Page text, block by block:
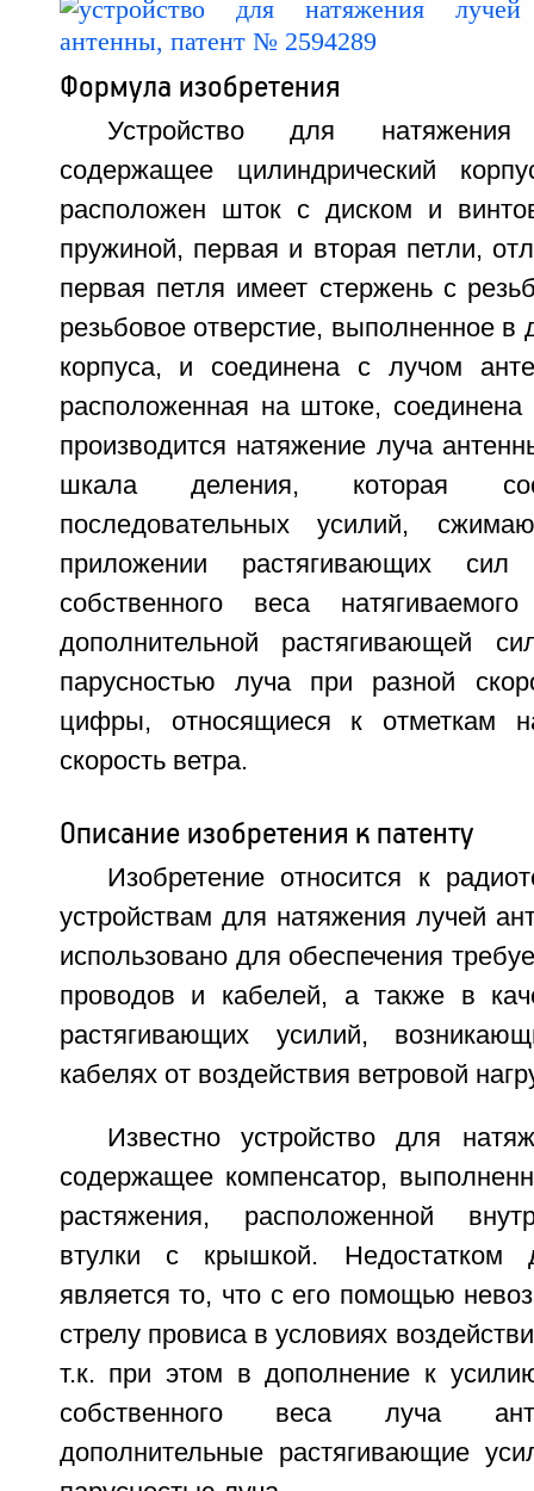
Формула изобретения
Устройство для
содержащее цилиндрический
расположен шток с диском и
пружиной, первая и вторая петли,
первая петля имеет стержень с
резьбовое отверстие, выполненное в
корпуса, и соединена с лучом
расположенная на штоке, соединена
производится натяжение луча
шкала деления, которая
последовательных усилий,
приложении растягивающих
собственного веса
дополнительной растягивающей
парусностью луча при разной
цифры, относящиеся к отметкам
скорость ветра.
Описание изобретения к патенту
Изобретение относится к
устройствам для натяжения лучей
использовано для обеспечения
проводов и кабелей, а также в
растягивающих усилий,
кабелях от воздействия ветровой
Известно устройство для
содержащее компенсатор,
растяжения, расположенной
втулки с крышкой. Недостатком
является то, что с его помощью
стрелу провиса в условиях
т.к. при этом в дополнение к
собственного веса луча
дополнительные растягивающие